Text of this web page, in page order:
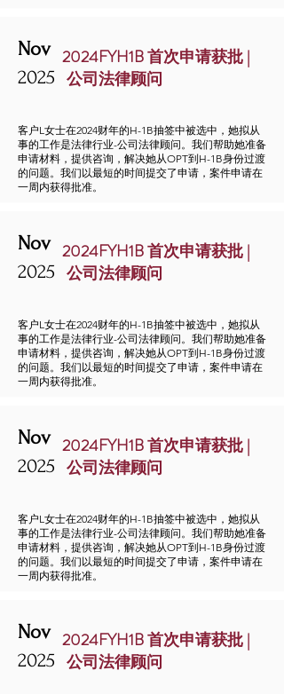
Nov
2025
2024FYH1B 首次申请获批 |
公司法律顾问
客户L女士在2024财年的H-1B抽签中被选中，她拟从
事的工作是法律行业-公司法律顾问。我们帮助她准备
申请材料，提供咨询，解决她从OPT到H-1B身份过渡
的问题。我们以最短的时间提交了申请，案件申请在
一周内获得批准。
Nov
2025
2024FYH1B 首次申请获批 |
公司法律顾问
客户L女士在2024财年的H-1B抽签中被选中，她拟从
事的工作是法律行业-公司法律顾问。我们帮助她准备
申请材料，提供咨询，解决她从OPT到H-1B身份过渡
的问题。我们以最短的时间提交了申请，案件申请在
一周内获得批准。
Nov
2025
2024FYH1B 首次申请获批 |
公司法律顾问
客户L女士在2024财年的H-1B抽签中被选中，她拟从
事的工作是法律行业-公司法律顾问。我们帮助她准备
申请材料，提供咨询，解决她从OPT到H-1B身份过渡
的问题。我们以最短的时间提交了申请，案件申请在
一周内获得批准。
Nov
2025
2024FYH1B 首次申请获批 |
公司法律顾问